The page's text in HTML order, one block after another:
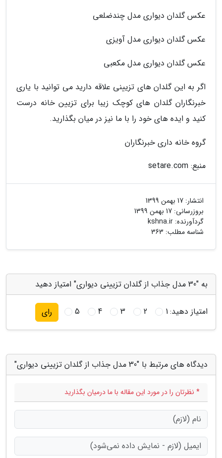
عکس گلدان دیواری مدل چندضلعی
عکس گلدان دیواری مدل آویزی
عکس گلدان دیواری مدل مکعبی
اگر به این گلدان های تزیینی علاقه دارید می توانید با یاری
خبرنگاران گلدان های کوچک زیبا برای تزیین خانه درست
کنید و ایده های خود را با ما نیز در میان بگذارید.
گروه خانه داری خبرنگاران
منبع: setare.com
انتشار: 17 بهمن 1399
بروزرسانی: 17 بهمن 1399
گردآورنده: kshna.ir
شناسه مطلب: 363
به "30 مدل جذاب از گلدان تزیینی دیواری" امتیاز دهید
امتیاز دهید:1
2
3
4
5 رای
دیدگاه های مرتبط با "30 مدل جذاب از گلدان تزیینی دیواری"
* نظرتان را در مورد این مقاله با ما درمیان بگذارید